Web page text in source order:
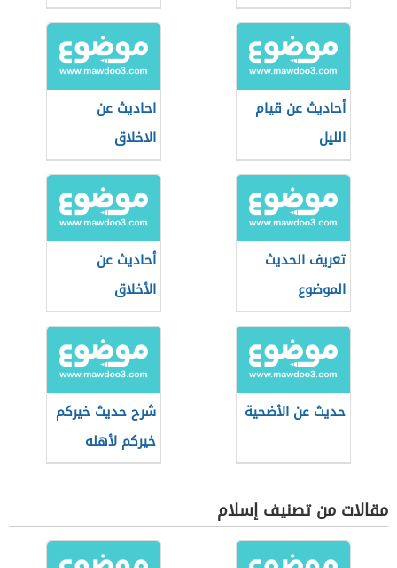
أحاديث عن قيام
الليل
احاديث عن
الاخلاق
تعريف الحديث
الموضوع
أحاديث عن
الأخلاق
حديث عن الأضحية
شرح حديث خيركم
خيركم لأهله
مقالات من تصنيف إسلام